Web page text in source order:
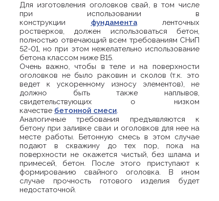
Для изготовления оголовков свай, в том числе
при использовании в
конструкции
фундамента
ленточных
ростверков, должен использоваться бетон,
полностью отвечающий всем требованиям СНиП
52-01, но при этом нежелательно использование
бетона классом ниже В15.
Очень важно, чтобы в теле и на поверхности
оголовков не было раковин и сколов (т.к. это
ведет к ускоренному износу элементов), не
должно быть также наплывов,
свидетельствующих о низком
качестве бетонной смеси.
Аналогичные требования предъявляются к
бетону при заливке сваи и оголовков для нее на
месте работы. Бетонную смесь в этом случае
подают в скважину до тех пор, пока на
поверхности не окажется чистый, без шлама и
примесей, бетон. После этого приступают к
формированию свайного оголовка. В ином
случае прочность готового изделия будет
недостаточной.